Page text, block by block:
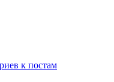
к постам